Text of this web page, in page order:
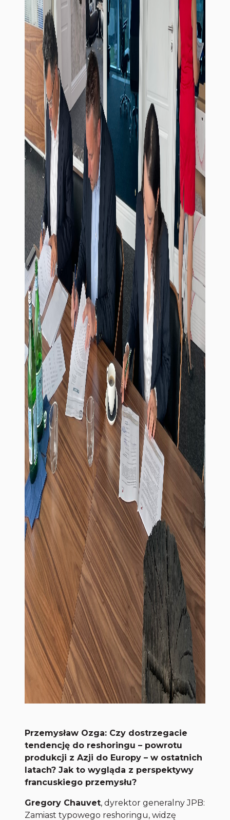
Przemysław Ozga: Czy dostrzegacie
tendencję do reshoringu – powrotu
produkcji z Azji do Europy – w ostatnich
latach? Jak to wygląda z perspektywy
francuskiego przemysłu?
Gregory Chauvet, dyrektor generalny JPB:
Zamiast typowego reshoringu, widzę